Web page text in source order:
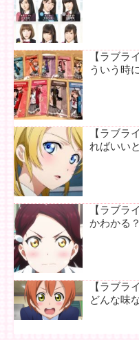
【ラブラ
ういう時
【ラブラ
ればいい
【ラブラ
かわかる
【ラブラ
どんな味